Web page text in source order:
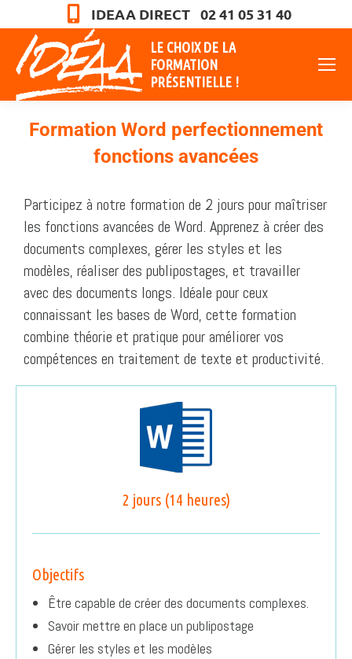
IDEAA DIRECT 02 41 05 31 40
LE CHOIX DE LA
FORMATION
PRÉSENTIELLE !
Formation Word perfectionnement
fonctions avancées
Participez à notre formation de 2 jours pour maîtriser
les fonctions avancées de Word. Apprenez à créer des
documents complexes, gérer les styles et les
modèles, réaliser des publipostages, et travailler
avec des documents longs. Idéale pour ceux
connaissant les bases de Word, cette formation
combine théorie et pratique pour améliorer vos
compétences en traitement de texte et productivité.
2 jours (14 heures)
Objectifs
Être capable de créer des documents complexes.
Savoir mettre en place un publipostage
Gérer les styles et les modèles